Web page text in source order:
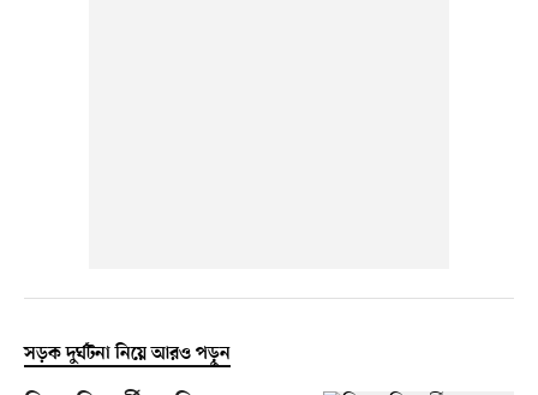
সড়ক দুর্ঘটনা নিয়ে আরও পড়ুন